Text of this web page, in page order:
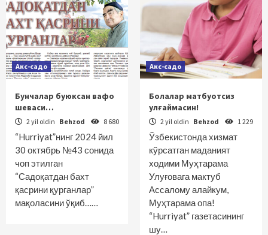
Акс-садо
Бунчалар буюксан вафо
шеваси…
2 yil oldin Behzod 8 680
“Hurriyat”нинг 2024 йил
30 октябрь №43 сонида
чоп этилган
“Садоқатдан бахт
қасрини қурганлар”
мақоласини ўқиб……
Акс-садо
Болалар матбуотсиз
улғаймасин!
2 yil oldin Behzod 1 229
Ўзбекистонда хизмат
кўрсатган маданият
ходими Муҳтарама
Улуғовага мактуб
Ассалому алайкум,
Муҳтарама опа!
“Hurriyat” газетасининг
шу…